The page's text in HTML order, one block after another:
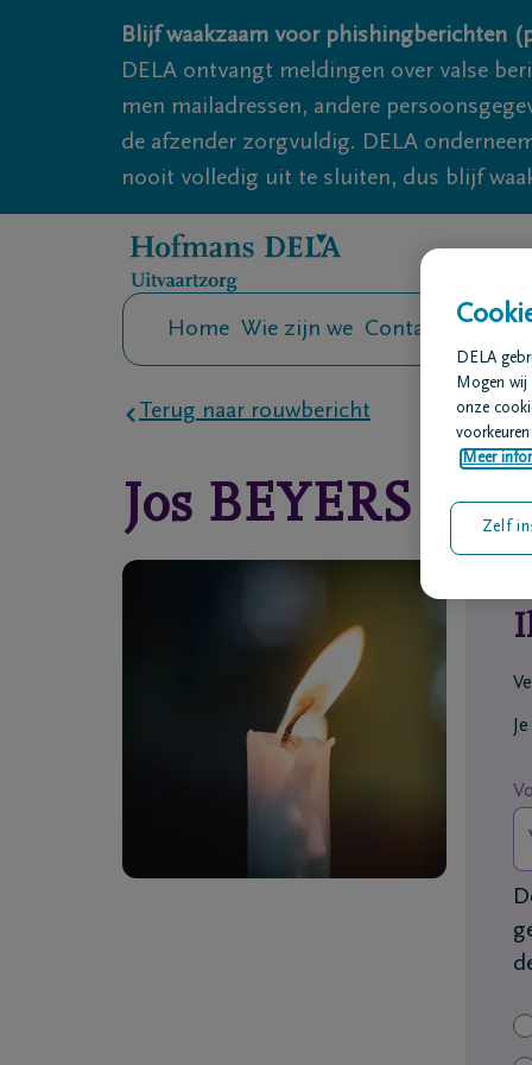
Overslaan en naar inhoud gaan
Blijf waakzaam voor phishingberichten
DELA ontvangt meldingen over valse
men mailadressen, andere
de afzender zorgvuldig. DELA
nooit volledig uit te sluiten, dus blijf
Home Wie zijn we Contact
Terug naar rouwbericht
Jos BEYERS
DELA
Mogen wij
onze
Meer
Zelf